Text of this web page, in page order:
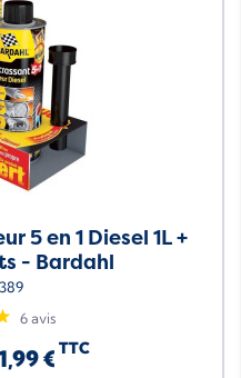
5 en 1 Diesel 1L +
- Bardahl
6 avis
€ TTC